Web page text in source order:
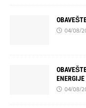
04/08/
04/08/